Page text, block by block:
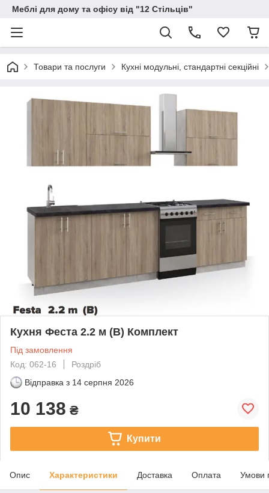
Меблі для дому та офісу від "12 Стільців"
Товари та послуги Кухні модульні, стандартні секційні
Кухня Феста 2.2 м (В) Комплект
Під замовлення
Код: 062-16
Роздріб
Відправка з 14 серпня 2026
10 138 ₴
Купити
Опис Характеристики Доставка Оплата Умови